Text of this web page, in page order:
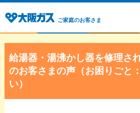
ご家庭のお客さま
給湯器・湯沸かし器を修理さ
のお客さまの声（お困りごと
い）